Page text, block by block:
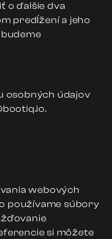
o ďalšie dva
predĺžení a jeho
osobných údajov
webových
používame súbory
si môžete